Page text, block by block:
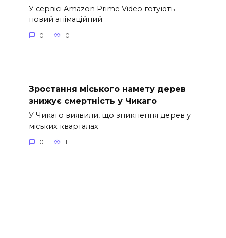
У сервісі Amazon Prime Video готують
новий анімаційний
0 0
Зростання міського намету дерев
знижує смертність у Чикаго
У Чикаго виявили, що зникнення дерев у
міських кварталах
0 1